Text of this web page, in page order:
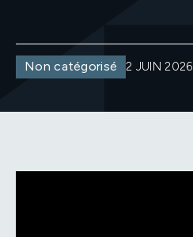
Non catégorisé 2 JUIN 2026